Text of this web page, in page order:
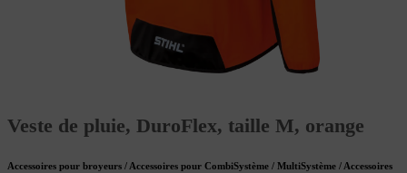
Veste de pluie, DuroFlex, taille M, orange
Accessoires pour broyeurs / Accessoires pour CombiSystème / MultiSystème / Accessoires